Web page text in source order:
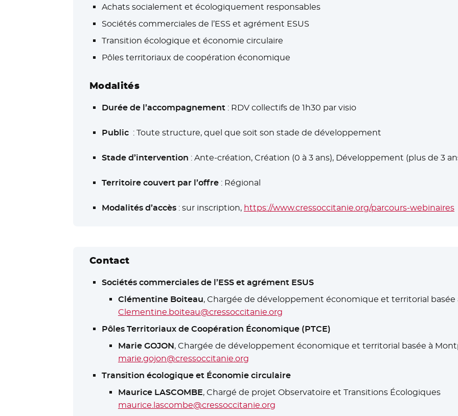
Achats socialement et écologiquement responsables
Sociétés commerciales de l’ESS et agrément ESUS
Transition écologique et économie circulaire
Pôles territoriaux de coopération économique
Modalités
Durée de l’accompagnement: RDV collectifs de 1h30 par visio
Public : Toute structure, quel que soit son stade de développement
Stade d’intervention : Ante-création, Création (0 à 3 ans), Développement (plus de 3
Territoire couvert par l’offre: Régional
Modalités d’accès: sur inscription, https://www.cressoccitanie.org/parcours-webinaires
Contact
Sociétés commerciales de l’ESS et agrément ESUS
Clémentine Boiteau, Chargée de développement économique et territorial basée
Clementine.boiteau@cressoccitanie.org
Pôles Territoriaux de Coopération Économique (PTCE)
Marie GOJON, Chargée de développement économique et territorial basée à
marie.gojon@cressoccitanie.org
Transition écologique et Économie circulaire
Maurice LASCOMBE, Chargé de projet Observatoire et Transitions Écologiques
maurice.lascombe@cressoccitanie.org